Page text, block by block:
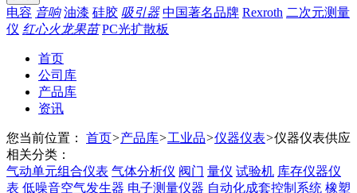
电容 音响 油漆 硅胶 吸引器 中国著名品牌 Rexroth 二次元测量
仪 红心火龙果苗 PC光扩散板
首页
公司库
产品库
资讯
您当前位置： 首页>产品库>工业品>仪器仪表>仪器仪表供应
相关分类：
气动单元组合仪表 气体分析仪 阀门 量仪 试验机 库存仪器仪
表 低噪音空气发生器 电子测量仪器 自动化成套控制系统 橡塑